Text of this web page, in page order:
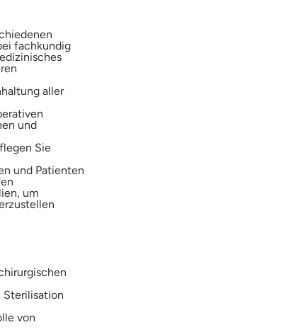
fachkundig
aller
und
Sie
und Patienten
um
Sterilisation
von